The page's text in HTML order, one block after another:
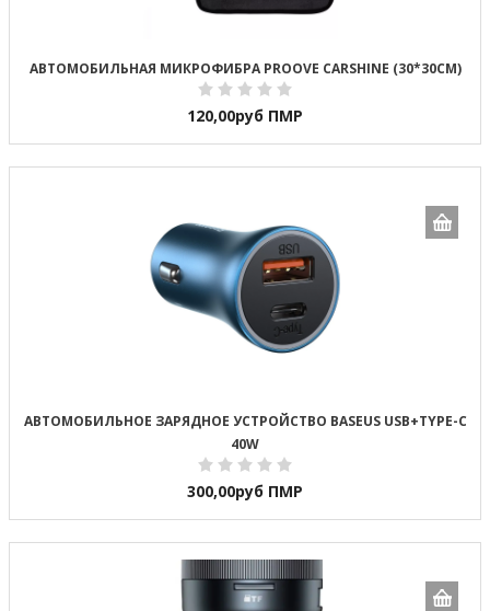
АВТОМОБИЛЬНАЯ МИКРОФИБРА PROOVE CARSHINE (30*30CM)
120,00руб ПМР
АВТОМОБИЛЬНОЕ ЗАРЯДНОЕ УСТРОЙСТВО BASEUS USB+TYPE-C
40W
300,00руб ПМР